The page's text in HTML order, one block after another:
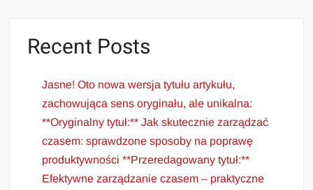
Recent Posts
Jasne! Oto nowa wersja tytułu artykułu,
zachowująca sens oryginału, ale unikalna:
**Oryginalny tytuł:** Jak skutecznie zarządzać
czasem: sprawdzone sposoby na poprawę
produktywności **Przeredagowany tytuł:**
Efektywne zarządzanie czasem – praktyczne